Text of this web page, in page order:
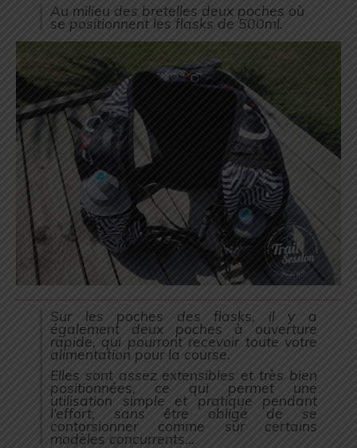
Au milieu des bretelles deux poches où
se positionnent les flasks de 500ml.
Sur les poches des flasks, il y a
également deux poches à ouverture
rapide, qui pourront recevoir toute votre
alimentation pour la course.
Elles sont assez extensibles et très bien
positionnées, ce qui permet une
utilisation simple et pratique pendant
l’effort, sans être obligé de se
contorsionner comme sur certains
modèles concurrents…